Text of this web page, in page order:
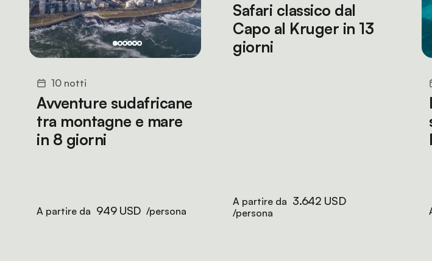
10 notti
Avventure sudafricane
tra montagne e mare
in 8 giorni
A partire da 949 USD /persona
Safari classico dal
Capo al Kruger in 13
giorni
A partire da 3.642 USD
/persona